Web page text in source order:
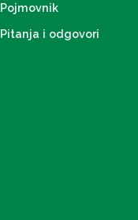
Pojmovnik
Pitanja i odgovori